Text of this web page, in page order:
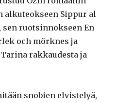
alkuteokseen Sippur al
sen ruotsinnokseen En
och mörknes ja
rakkaudesta ja
snobien elvistelyä,